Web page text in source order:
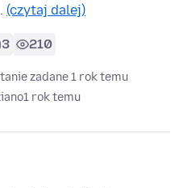
(czytaj dalej)
3 210
zadane 1 rok temu
1 rok temu